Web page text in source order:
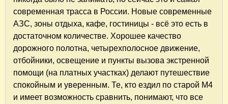
современная трасса в России. Новые современные
АЗС, зоны отдыха, кафе, гостиницы - всё это есть в
достаточном количестве. Хорошее качество
дорожного полотна, четырехполосное движение,
отбойники, освещение и пункты вызова экстренной
помощи (на платных участках) делают путешествие
спокойным и уверенным. Те, кто ездил по старой М4
и имеет возможность сравнить, понимают, что все